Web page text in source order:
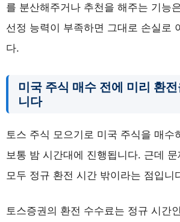
를 분산해주거나 추천을 해주는 기능
선정 능력이 부족하면 그대로 손실로
다.
미국 주식 매수 전에 미리 환
니다
토스 주식 모으기로 미국 주식을 매수
보통 밤 시간대에 진행됩니다. 근데
모두 정규 환전 시간 밖이라는 점입니
토스증권의 환전 수수료는 정규 시간